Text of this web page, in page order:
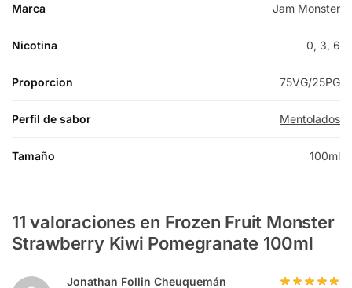
Marca Jam Monster
Nicotina 0, 3, 6
Proporcion 75VG/25PG
Perfil de sabor Mentolados
Tamaño 100ml
11 valoraciones en Frozen Fruit Monster
Strawberry Kiwi Pomegranate 100ml
Jonathan Follin Cheuquemán